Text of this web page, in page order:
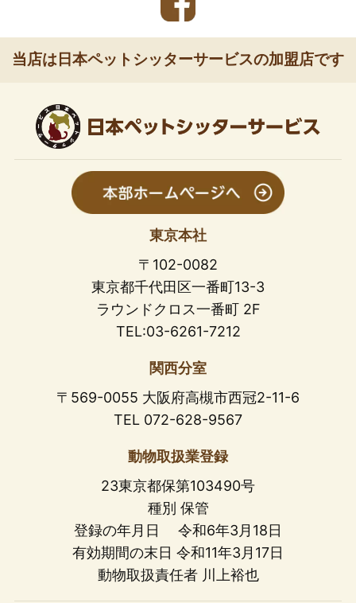
当店は日本ペットシッターサービスの加盟店です
東京本社
〒102-0082
東京都千代田区一番町13-3
ラウンドクロス一番町 2F
TEL:03-6261-7212
関西分室
〒569-0055 大阪府高槻市西冠2-11-6
TEL 072-628-9567
動物取扱業登録
23東京都保第103490号
種別 保管
登録の年月日 令和6年3月18日
有効期間の末日 令和11年3月17日
動物取扱責任者 川上裕也